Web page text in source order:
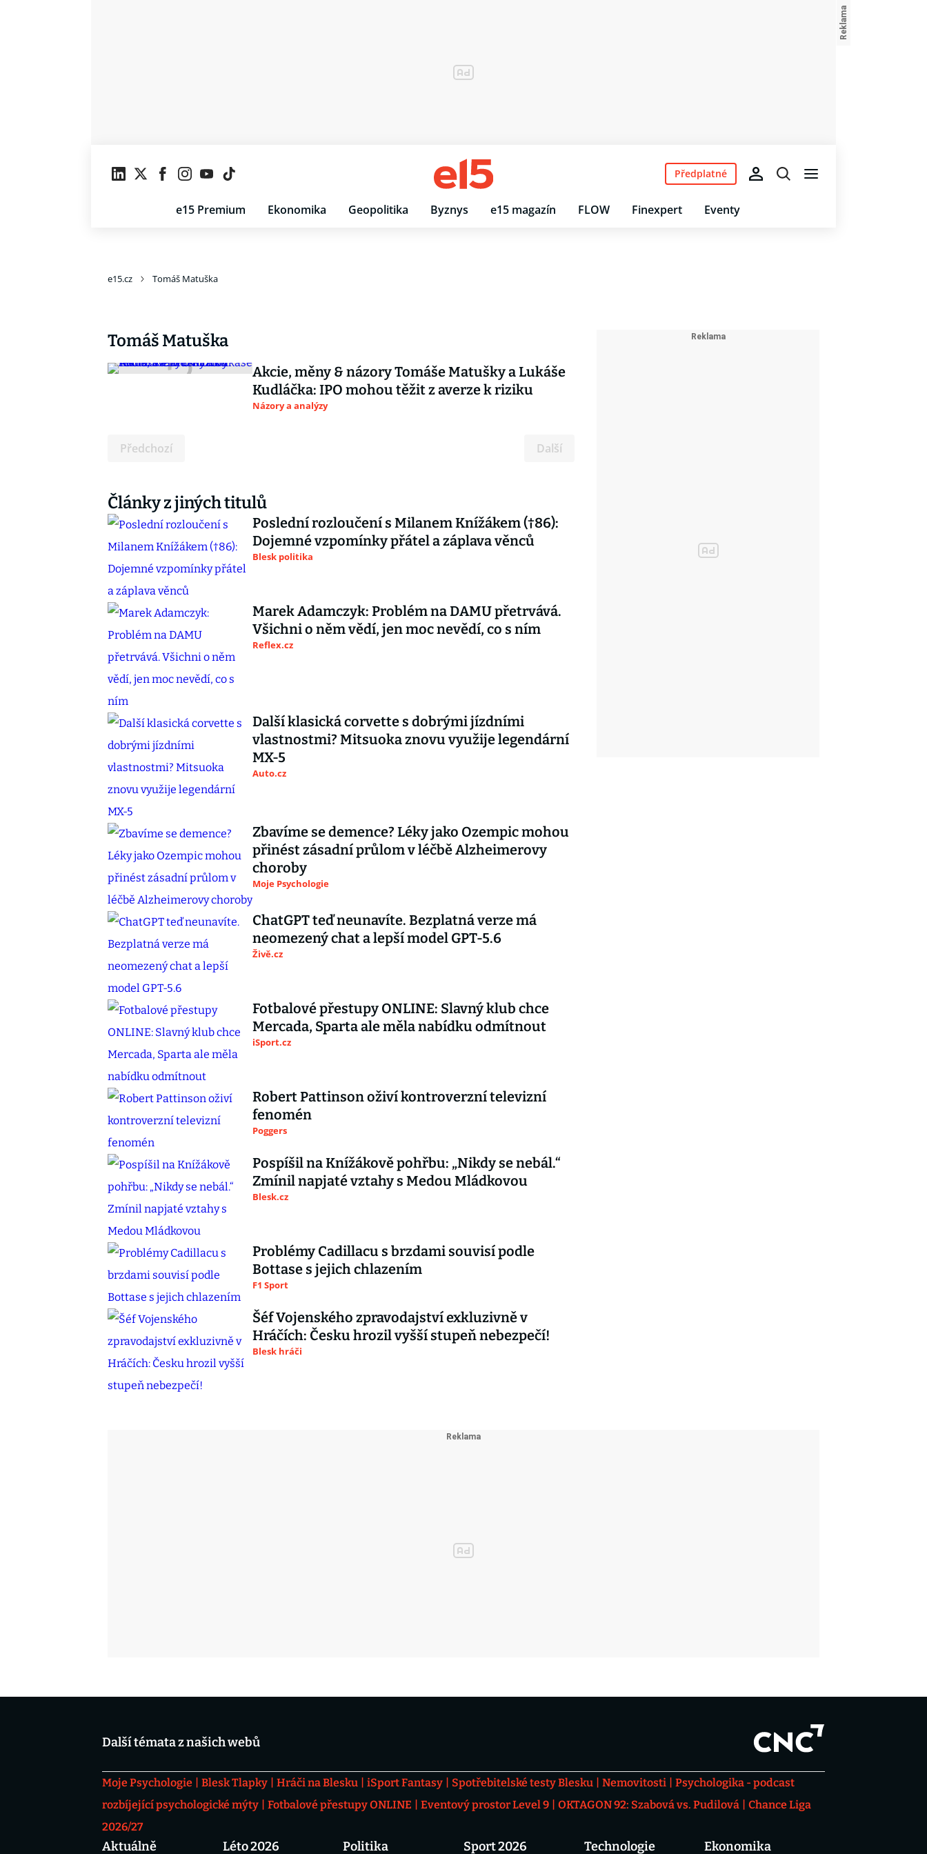
e15 Premium Ekonomika Geopolitika Byznys e15 magazín FLOW Finexpert Eventy
Předplatné
e15.cz Tomáš Matuška
Tomáš Matuška
Akcie, měny & názory Tomáše Matušky a Lukáše
Kudláčka: IPO mohou těžit z averze k riziku
Názory a analýzy
Předchozí Další
Články z jiných titulů
Poslední rozloučení s Milanem Knížákem (†86):
Dojemné vzpomínky přátel a záplava věnců
Blesk politika
Marek Adamczyk: Problém na DAMU přetrvává.
Všichni o něm vědí, jen moc nevědí, co s ním
Reflex.cz
Další klasická corvette s dobrými jízdními
vlastnostmi? Mitsuoka znovu využije legendární
MX-5
Auto.cz
Zbavíme se demence? Léky jako Ozempic mohou
přinést zásadní průlom v léčbě Alzheimerovy
choroby
Moje Psychologie
ChatGPT teď neunavíte. Bezplatná verze má
neomezený chat a lepší model GPT-5.6
Živě.cz
Fotbalové přestupy ONLINE: Slavný klub chce
Mercada, Sparta ale měla nabídku odmítnout
iSport.cz
Robert Pattinson oživí kontroverzní televizní
fenomén
Poggers
Pospíšil na Knížákově pohřbu: „Nikdy se nebál.“
Zmínil napjaté vztahy s Medou Mládkovou
Blesk.cz
Problémy Cadillacu s brzdami souvisí podle
Bottase s jejich chlazením
F1 Sport
Šéf Vojenského zpravodajství exkluzivně v
Hráčích: Česku hrozil vyšší stupeň nebezpečí!
Blesk hráči
Další témata z našich webů
Moje Psychologie Blesk Tlapky Hráči na Blesku iSport Fantasy Spotřebitelské testy Blesku Nemovitosti
Psychologika - podcast
rozbíjející psychologické mýty
Fotbalové přestupy ONLINE Eventový prostor Level 9 OKTAGON 92: Szabová vs. Pudilová
Chance Liga
2026/27
Aktuálně Léto 2026 Politika Sport 2026 Technologie Ekonomika